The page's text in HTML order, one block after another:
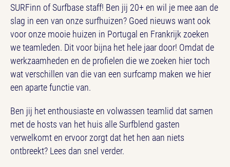
SURFinn of Surfbase staff! Ben jij 20+ en wil je mee aan de
slag in een van onze surfhuizen? Goed nieuws want ook
voor onze mooie huizen in Portugal en Frankrijk zoeken
we teamleden. Dit voor bijna het hele jaar door! Omdat de
werkzaamheden en de profielen die we zoeken hier toch
wat verschillen van die van een surfcamp maken we hier
een aparte functie van.
Ben jij het enthousiaste en volwassen teamlid dat samen
met de hosts van het huis alle Surfblend gasten
verwelkomt en ervoor zorgt dat het hen aan niets
ontbreekt? Lees dan snel verder.